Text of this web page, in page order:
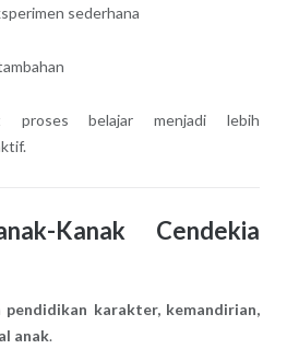
sederhana
proses belajar menjadi lebih
Kanak Cendekia
pendidikan karakter, kemandirian,
anak.